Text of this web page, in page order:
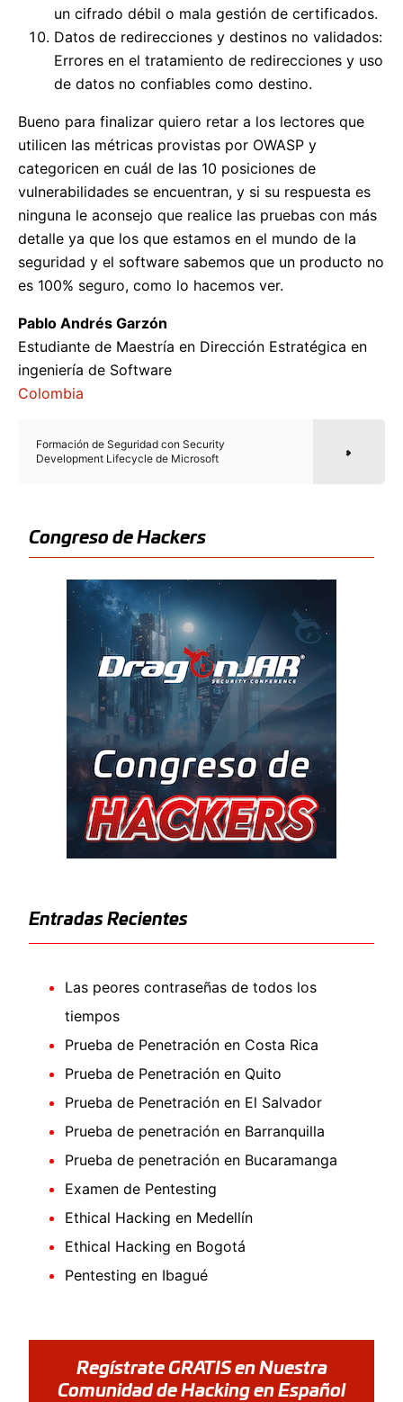
un cifrado débil o mala gestión de certificados.
Datos de redirecciones y destinos no validados:
Errores en el tratamiento de redirecciones y uso
de datos no confiables como destino.
Bueno para finalizar quiero retar a los lectores que
utilicen las métricas provistas por OWASP y
categoricen en cuál de las 10 posiciones de
vulnerabilidades se encuentran, y si su respuesta es
ninguna le aconsejo que realice las pruebas con más
detalle ya que los que estamos en el mundo de la
seguridad y el software sabemos que un producto no
es 100% seguro, como lo hacemos ver.
Pablo Andrés Garzón
Estudiante de Maestría en Dirección Estratégica en
ingeniería de Software
Colombia
Formación de Seguridad con Security
Development Lifecycle de Microsoft
Congreso de Hackers
Entradas Recientes
Las peores contraseñas de todos los
tiempos
Prueba de Penetración en Costa Rica
Prueba de Penetración en Quito
Prueba de Penetración en El Salvador
Prueba de penetración en Barranquilla
Prueba de penetración en Bucaramanga
Examen de Pentesting
Ethical Hacking en Medellín
Ethical Hacking en Bogotá
Pentesting en Ibagué
Regístrate GRATIS en Nuestra
Comunidad de Hacking en Español